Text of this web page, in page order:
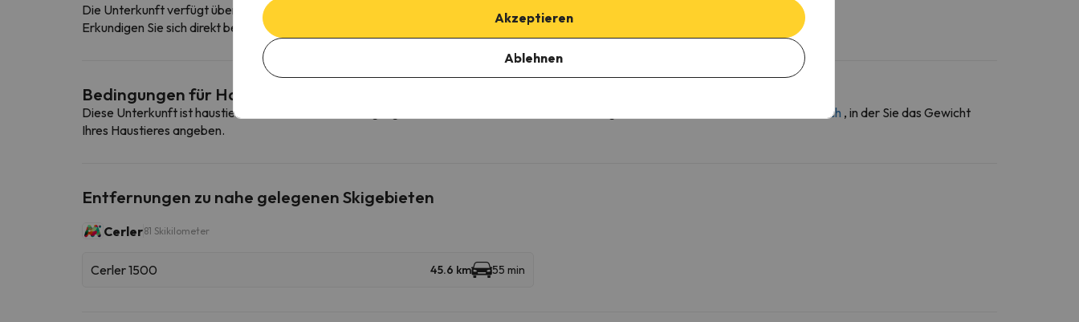
Die Unterkunft verfügt über einen kostenfreien Parkplatz
Erkundigen Sie sich direkt bei der Unterkunft, ob sie die Möglichkeit bietet, den Parkplatz im Voraus zu buchen.
Bedingungen für Haustiere
Diese Unterkunft ist haustierfreundlich. Um die Bedingungen einzusehen, senden Sie uns unbedingt eine Nachricht über den Kontaktbereich , in der Sie das Gewicht
Ihres Haustieres angeben.
Entfernungen zu nahe gelegenen Skigebieten
Cerler81 Skikilometer
Cerler 1500 45.6 km 55 min
Akzeptieren
Ablehnen